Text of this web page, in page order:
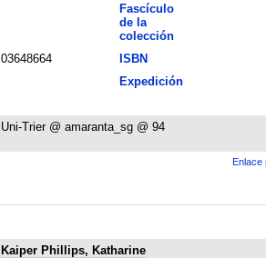
Fascículo
de la
colección
03648664
ISBN
Expedición
Uni-Trier @ amaranta_sg @ 94
Enlace
Kaiper Phillips, Katharine